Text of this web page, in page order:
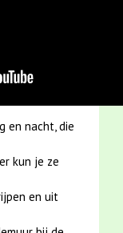
en nacht, die
kun je ze
en uit